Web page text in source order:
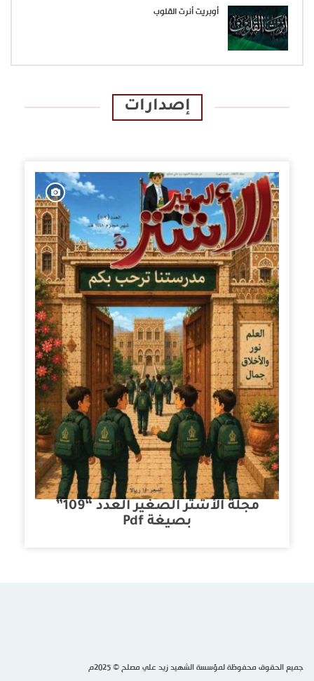
أوبريت أنرت القلوب
إصدارات
مجلة الأشتر الصغير العدد “109”
بصيغة Pdf
جميع الحقوق محفوظة لمؤسسة الشهيد زيد علي مصلح © 2025م